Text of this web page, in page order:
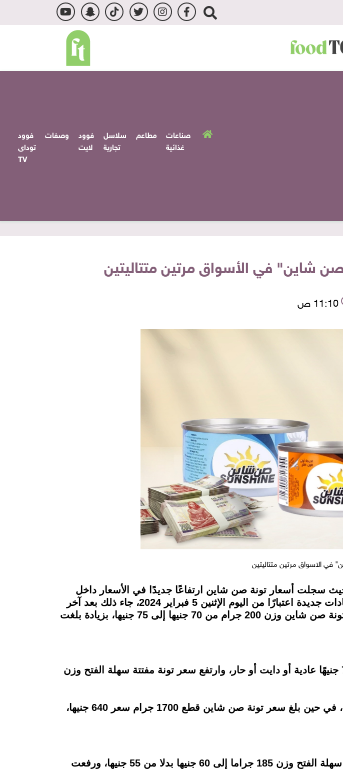
صناعات
غذائية
مطاعم
سلاسل
تجارية
فوود
لايت
وصفات
فوود
توداى
TV
11:10 ص
في الاسواق مرتين متتاليتين
حيث سجلت أسعار تونة صن شاين ارتفاعًا جديدًا في الأسعار داخل
المحال التجارية، إذ أقرت شركة منصور المصنعة لـ "صن شاين" زيادات جديدة اعتبارًا من اليوم الإثنين 5 فبراير 2024، جاء ذلك بعد آخر
زيادة اعلنتها الشركة في 27 يناير الماضي، ليرتفع بذلك سعر عبوة تونة صن شاين وزن 200 جرام من 70 جنيها إلى 75 جنيها، بزيادة بلغت
وصل سعر تونة صن شاين قطع سهلة الفتح وزن 185 جرامًا إلى 70 جنيهًا عادية أو دايت أو حار، وارتفع سعر تونة مفتتة سهلة الفتح وزن
وبلغ سعر صن شاين تونة مفتتة سهلة الفتح وزن 95 جراما 35 جنيها، في حين بلغ سعر تونة صن شاين قطع 1700 جرام سعر 640 جنيها،
وخلال ديسمبر الماضي، رفعت الشركة سعر صن شاين تونة قطعة سهلة الفتح وزن 185 جراما إلى 60 جنيها بدلا من 55 جنيها، ورفعت